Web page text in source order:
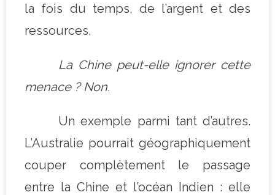
la fois du temps, de l’argent et des
ressources.
La Chine peut-elle ignorer cette
menace ? Non.
Un exemple parmi tant d’autres.
L’Australie pourrait géographiquement
couper complètement le passage
entre la Chine et l’océan Indien : elle